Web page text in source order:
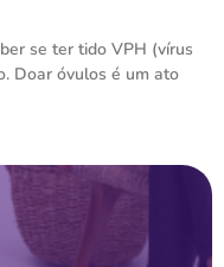
se ter tido VPH (vírus
Doar óvulos é um ato